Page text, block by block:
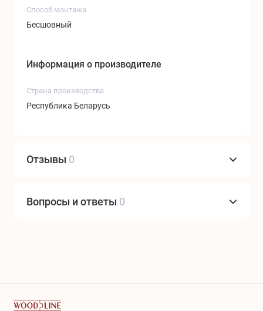
Способ монтажа
Бесшовный
Информация о производителе
Страна производства
Республика Беларусь
Отзывы 0
Вопросы и ответы 0